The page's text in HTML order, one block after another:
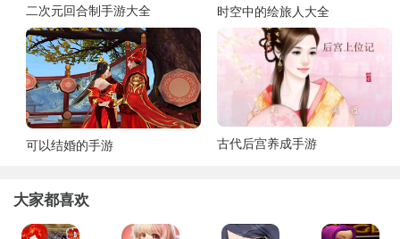
二次元回合制手游大全 时空中的绘旅人大全
可以结婚的手游 古代后宫养成手游
大家都喜欢